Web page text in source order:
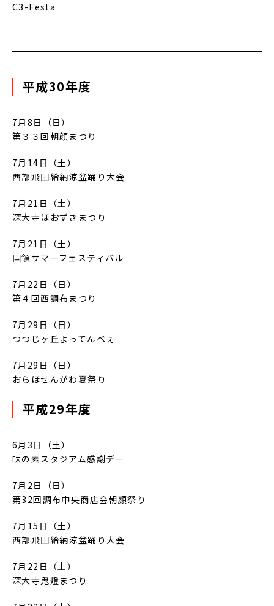
C3-Festa
平成30年度
7月8日（日）
第３３回朝顔まつり
7月14日（土）
西部飛田給納涼盆踊り大会
7月21日（土）
深大寺ほおずきまつり
7月21日（土）
国領サマーフェスティバル
7月22日（日）
第４回西調布まつり
7月29日（日）
つつじヶ丘よってんべぇ
7月29日（日）
おらほせんがわ夏祭り
平成29年度
6月3日（土）
味の素スタジアム感謝デー
7月2日（日）
第32回調布中央商店会朝顔祭り
7月15日（土）
西部飛田給納涼盆踊り大会
7月22日（土）
深大寺鬼燈まつり